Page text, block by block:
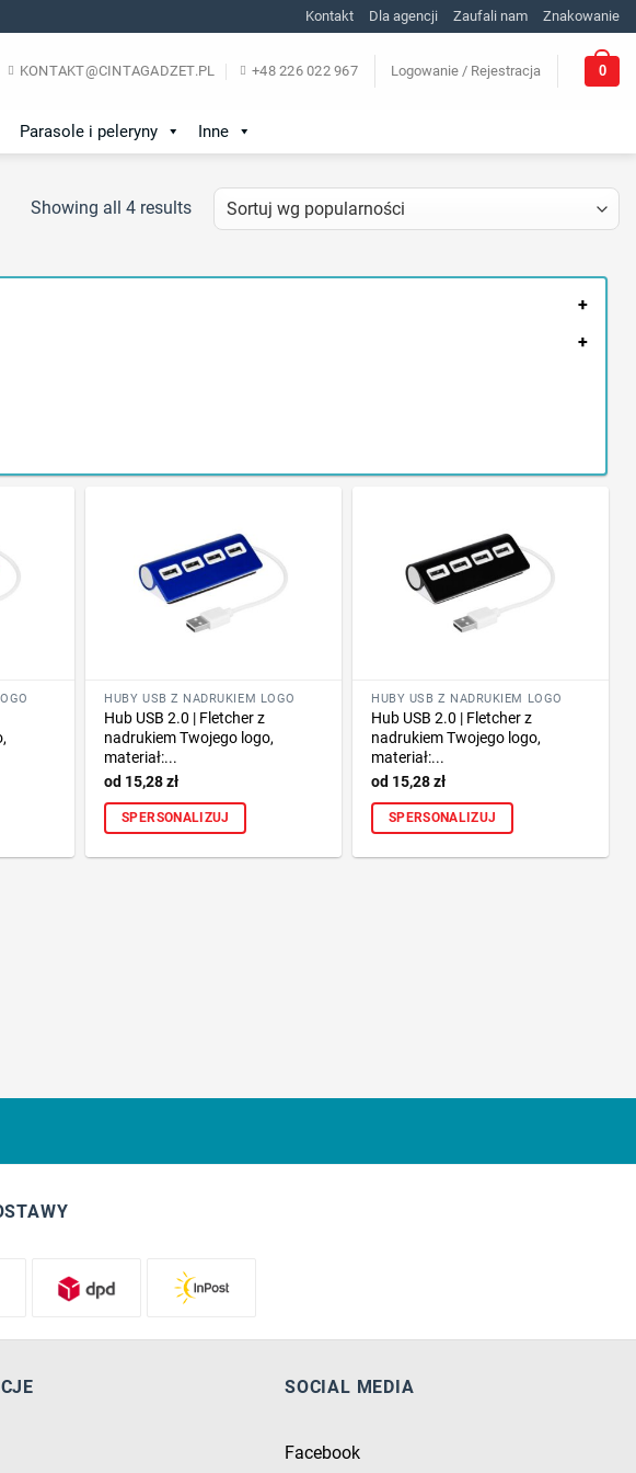
Kontakt Dla agencji Zaufali nam Znakowanie
KONTAKT@CINTAGADZET.PL +48 226 022 967 Logowanie / Rejestracja 0
Parasole i peleryny Inne
Showing all 4 results
+
+
HUBY USB Z NADRUKIEM LOGO
Hub USB 2.0 | Fletcher z
nadrukiem Twojego logo,
materiał:...
15,28zł
SPERSONALIZUJ
HUBY USB Z NADRUKIEM LOGO
Hub USB 2.0 | Fletcher z
nadrukiem Twojego logo,
materiał:...
15,28zł
SPERSONALIZUJ
SOCIAL MEDIA
Facebook